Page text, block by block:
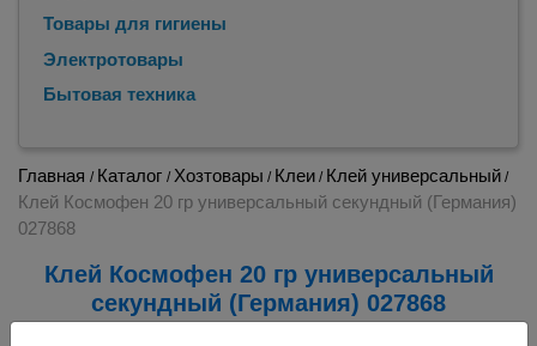
Товары для гигиены
Электротовары
Бытовая техника
Главная / Каталог / Хозтовары / Клеи / Клей универсальный /
Клей Космофен 20 гр универсальный секундный (Германия)
027868
Клей Космофен 20 гр универсальный
секундный (Германия) 027868